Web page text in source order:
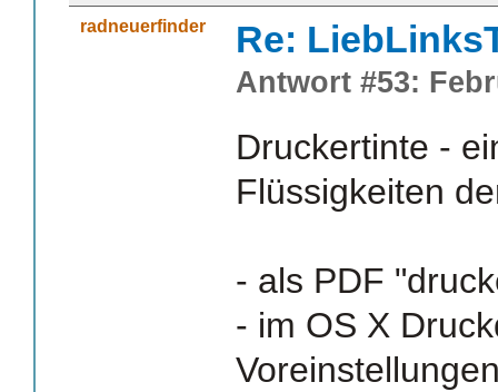
radneuerfinder Re:
Antwort #53:
Druckertinte -
Flüssigkeiten
- als PDF
- im OS X